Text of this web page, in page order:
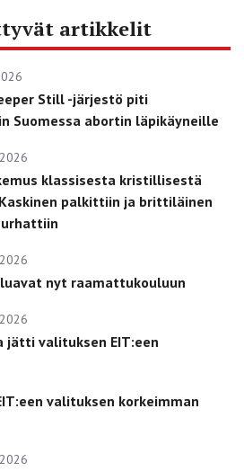
artikkelit
Still -järjestö piti
Suomessa abortin läpikäyneille
klassisesta kristillisestä
palkittiin ja brittiläinen
nyt raamattukouluun
jätti valituksen EIT:een
valituksen korkeimman